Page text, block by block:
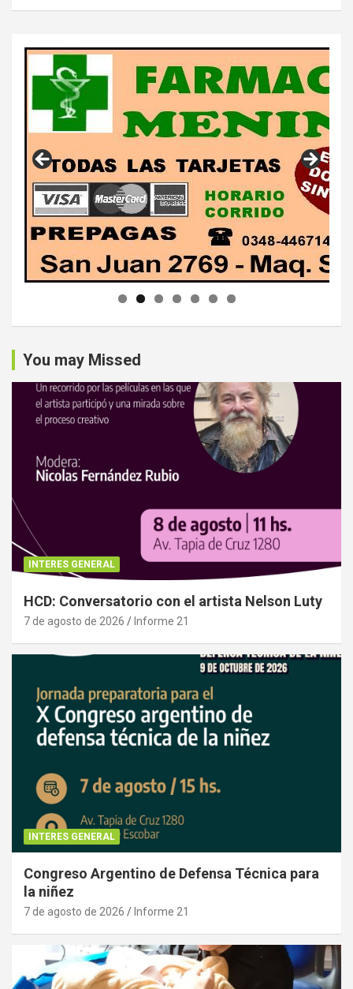
You may Missed
INTERES GENERAL
HCD: Conversatorio con el artista Nelson Luty
7 de agosto de 2026 Informe 21
INTERES GENERAL
Congreso Argentino de Defensa Técnica para
la niñez
7 de agosto de 2026 Informe 21